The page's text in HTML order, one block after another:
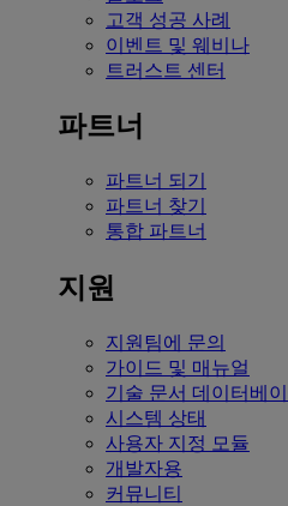
고객 성공 사례
이벤트 및 웨비나
트러스트 센터
파트너
파트너 되기
파트너 찾기
통합 파트너
지원
지원팀에 문의
가이드 및 매뉴얼
기술 문서 데이터베
시스템 상태
사용자 지정 모듈
개발자용
커뮤니티